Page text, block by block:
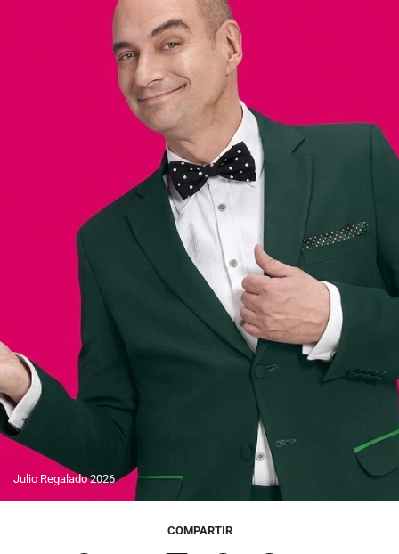
Julio Regalado 2026
COMPARTIR